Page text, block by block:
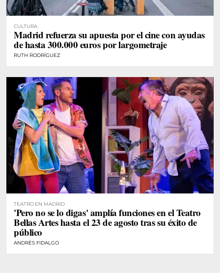
CULTURA
Madrid refuerza su apuesta por el cine con ayudas
de hasta 300.000 euros por largometraje
RUTH RODRÍGUEZ
TEATRO EN MADRID
'Pero no se lo digas' amplía funciones en el Teatro
Bellas Artes hasta el 23 de agosto tras su éxito de
público
ANDRÉS FIDALGO